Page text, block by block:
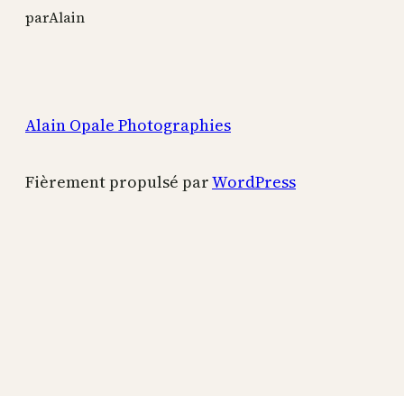
parAlain
Alain Opale Photographies
Fièrement propulsé parWordPress